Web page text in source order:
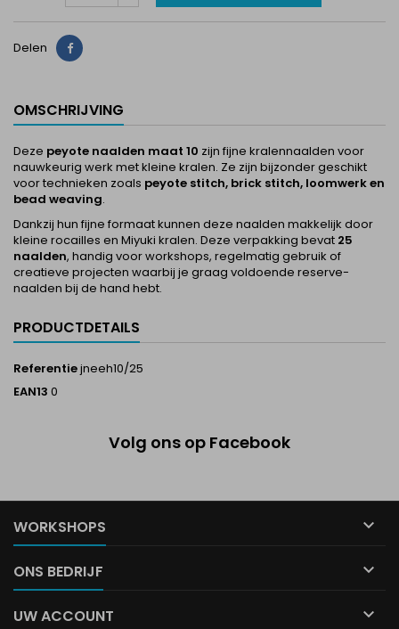
Delen Delen
OMSCHRIJVING
Deze peyote naalden maat 10 zijn fijne kralennaalden voor
nauwkeurig werk met kleine kralen. Ze zijn bijzonder geschikt
voor technieken zoals peyote stitch, brick stitch, loomwerk en
bead weaving.
Dankzij hun fijne formaat kunnen deze naalden makkelijk door
kleine rocailles en Miyuki kralen. Deze verpakking bevat 25
naalden, handig voor workshops, regelmatig gebruik of
creatieve projecten waarbij je graag voldoende reserve-
naalden bij de hand hebt.
PRODUCTDETAILS
Referentiejneeh10/25
EAN13 0
Volg ons op Facebook
WORKSHOPS 
ONS BEDRIJF 
UW ACCOUNT 